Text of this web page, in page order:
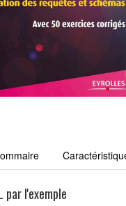
par l'exemple